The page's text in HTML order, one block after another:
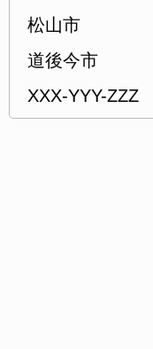
松山市
道後今市
XXX-YYY-ZZZ